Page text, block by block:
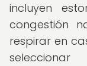
incluyen
congestión
respirar en